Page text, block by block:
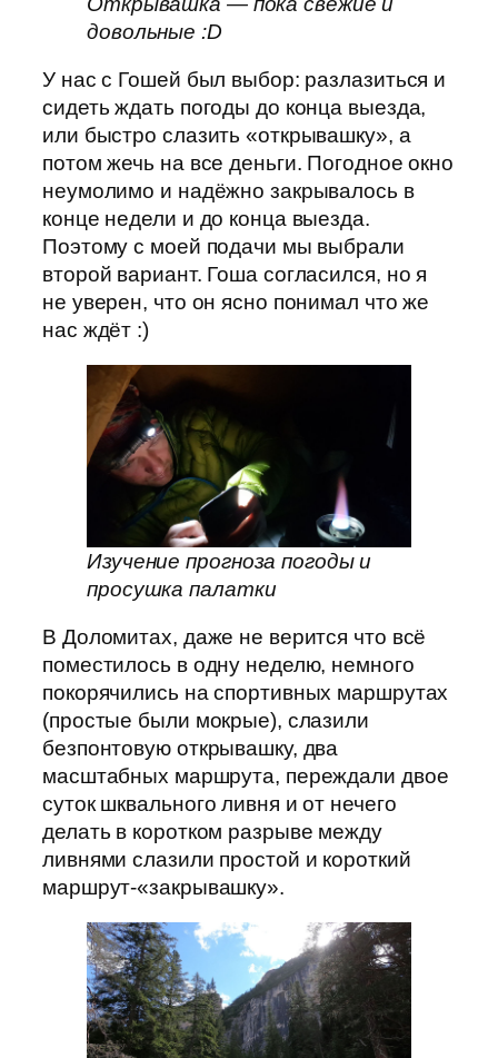
довольные :D
У нас с Гошей был выбор: разлазиться и
сидеть ждать погоды до конца выезда,
или быстро слазить «открывашку», а
потом жечь на все деньги. Погодное окно
неумолимо и надёжно закрывалось в
конце недели и до конца выезда.
Поэтому с моей подачи мы выбрали
второй вариант. Гоша согласился, но я
не уверен, что он ясно понимал что же
нас ждёт :)
Изучение прогноза погоды и
просушка палатки
В Доломитах, даже не верится что всё
поместилось в одну неделю, немного
покорячились на спортивных маршрутах
(простые были мокрые), слазили
безпонтовую открывашку, два
масштабных маршрута, переждали двое
суток шквального ливня и от нечего
делать в коротком разрыве между
ливнями слазили простой и короткий
маршрут-«закрывашку».